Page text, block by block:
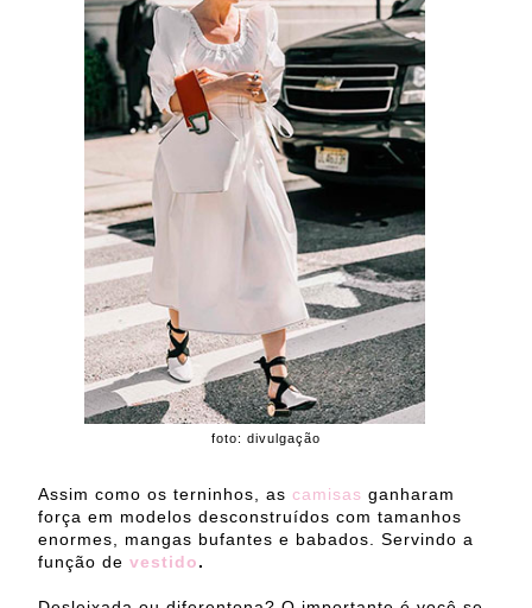
foto: divulgação
Assim como os terninhos, as camisas ganharam
força em modelos desconstruídos com tamanhos
enormes, mangas bufantes e babados. Servindo a
função de vestido.